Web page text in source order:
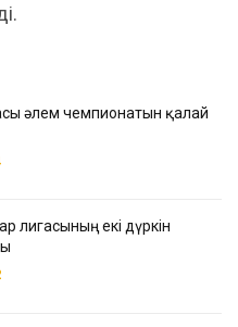
әлем чемпионатын қалай
лигасының екі дүркін